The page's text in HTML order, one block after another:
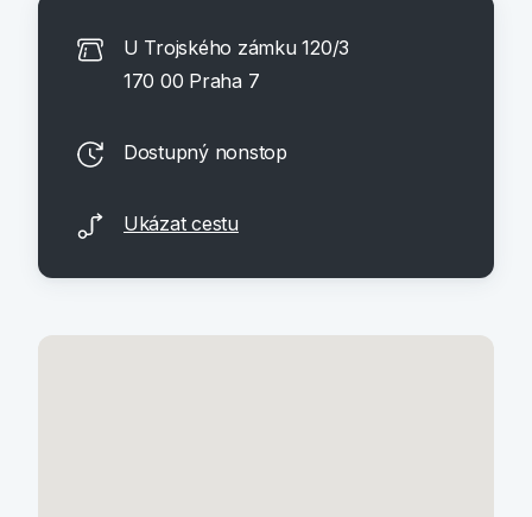
U Trojského zámku 120/3
170 00 Praha 7
Dostupný nonstop
Ukázat cestu